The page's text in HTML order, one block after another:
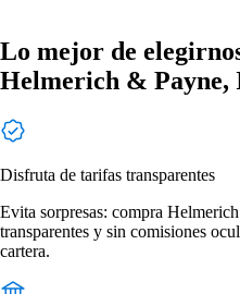
Lo mejor de
Helmerich & Payne,
Disfruta de tarifas transparentes
Evita sorpresas: compra
transparentes y sin comisiones
cartera.